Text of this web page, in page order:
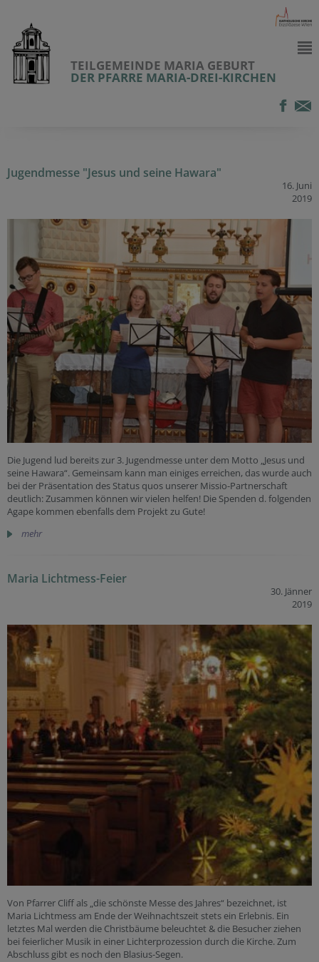
TEILGEMEINDE MARIA GEBURT
DER PFARRE MARIA-DREI-KIRCHEN
Jugendmesse "Jesus und seine Hawara"
16. Juni
2019
Die Jugend lud bereits zur 3. Jugendmesse unter dem Motto „Jesus und
seine Hawara“. Gemeinsam kann man einiges erreichen, das wurde auch
bei der Präsentation des Status quos unserer Missio-Partnerschaft
deutlich: Zusammen können wir vielen helfen! Die Spenden d. folgenden
Agape kommen ebenfalls dem Projekt zu Gute!
mehr
Maria Lichtmess-Feier
30. Jänner
2019
Von Pfarrer Cliff als „die schönste Messe des Jahres“ bezeichnet, ist
Maria Lichtmess am Ende der Weihnachtszeit stets ein Erlebnis. Ein
letztes Mal werden die Christbäume beleuchtet & die Besucher ziehen
bei feierlicher Musik in einer Lichterprozession durch die Kirche. Zum
Abschluss gibt es noch den Blasius-Segen.